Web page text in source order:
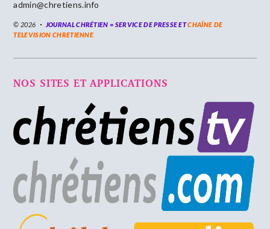
admin@chretiens.info
© 2026 JOURNAL CHRÉTIEN = SERVICE DE PRESSE ETCHAÎNE DE
TELEVISION CHRETIENNE
NOS SITES ET APPLICATIONS